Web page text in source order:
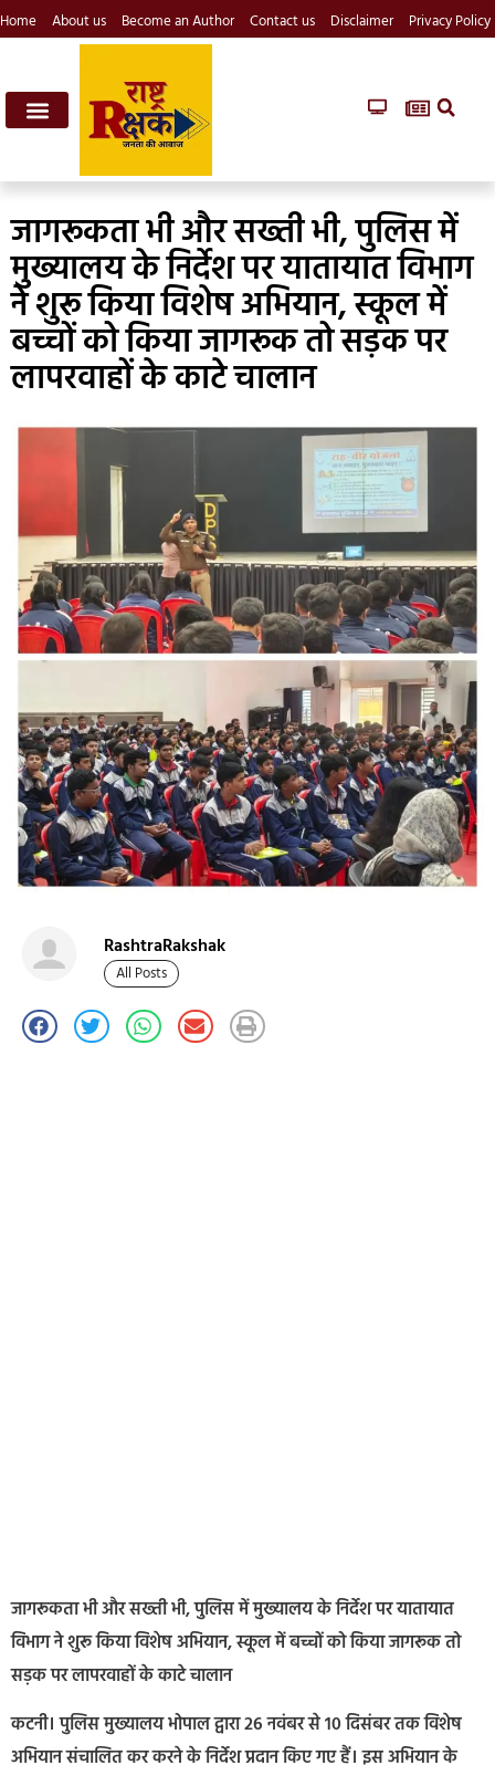
Home About us Become an Author Contact us Disclaimer Privacy Policy
जागरूकता भी और सख्ती भी, पुलिस में
मुख्यालय के निर्देश पर यातायात विभाग
ने शुरू किया विशेष अभियान, स्कूल में
बच्चों को किया जागरूक तो सड़क पर
लापरवाहों के काटे चालान
RashtraRakshak
All Posts
जागरूकता भी और सख्ती भी, पुलिस में मुख्यालय के निर्देश पर यातायात
विभाग ने शुरू किया विशेष अभियान, स्कूल में बच्चों को किया जागरूक तो
सड़क पर लापरवाहों के काटे चालान
कटनी। पुलिस मुख्यालय भोपाल द्वारा 26 नवंबर से 10 दिसंबर तक विशेष
अभियान संचालित कर करने के निर्देश प्रदान किए गए हैं। इस अभियान के